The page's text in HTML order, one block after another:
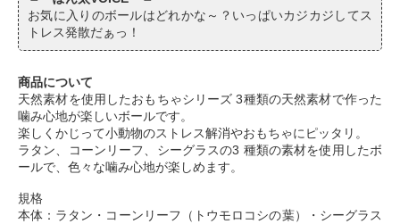
お気に入りのボールはどれかな～？いっぱいカジカジしてス
トレス発散だぁっ！
商品について
天然素材を使用したおもちゃシリーズ 3種類の天然素材で作った
噛み心地が楽しいボールです。
楽しくかじって小動物のストレス解消やおもちゃにピッタリ。
ラタン、コーンリーフ、シーグラスの3 種類の素材を使用したボ
ールで、色々な噛み心地が楽しめます。
規格
本体：ラタン・コーンリーフ（トウモロコシの葉）・シーグラス